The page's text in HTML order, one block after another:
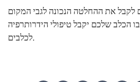
לקבל את ההחלטה הנכונה לגבי המקום
הכלב שלכם יקבל טיפולי הידרותרפיה
לכלבים.